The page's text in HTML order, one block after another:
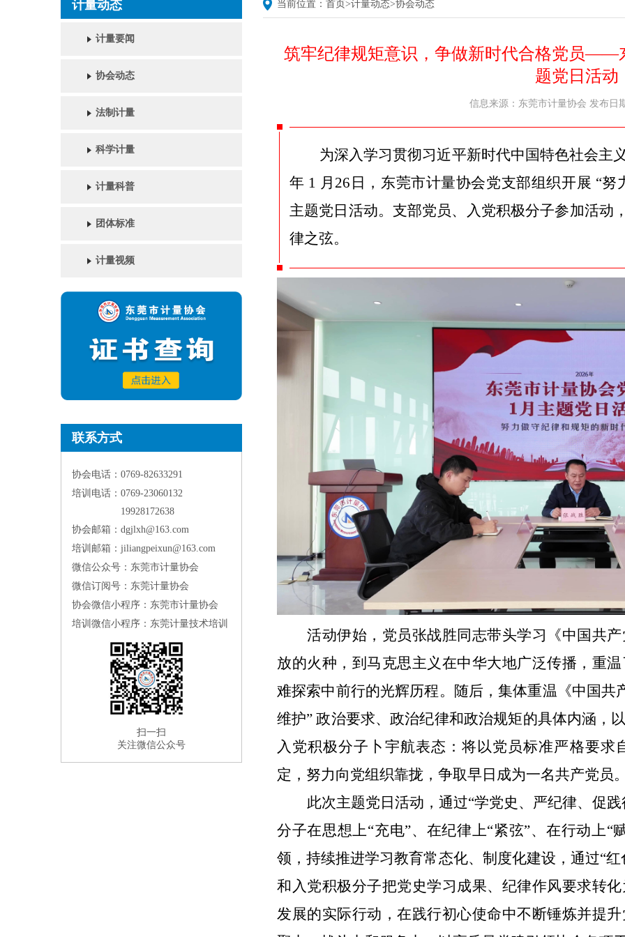
计量动态
计量要闻
协会动态
法制计量
科学计量
计量科普
团体标准
计量视频
联系方式
协会电话：0769-82633291
培训电话：0769-23060132
19928172638
协会邮箱：dgjlxh@163.com
培训邮箱：jiliangpeixun@163.com
微信公众号：东莞市计量协会
微信订阅号：东莞计量协会
协会微信小程序：东莞市计量协会
培训微信小程序：东莞计量技术培训
扫一扫
关注微信公众号
当前位置： 首页>计量动态>协会动态
筑牢纪律规矩意识，争做新时代合格党员——
题党日活动
信息来源：东莞市计量协会 发布日
为深入学习贯彻习近平新时代中国特色社会主
年 1 月26日，东莞市计量协会党支部组织开展 “
主题党日活动。支部党员、入党积极分子参加活动
律之弦。
活动伊始，党员张战胜同志带头学习《中国共
放的火种，到马克思主义在中华大地广泛传播，重
难探索中前行的光辉历程。随后，集体重温《中国共
维护” 政治要求、政治纪律和政治规矩的具体内涵，
入党积极分子卜宇航表态：将以党员标准严格要
定，努力向党组织靠拢，争取早日成为一名共产党员
此次主题党日活动，通过“学党史、严纪律、促
分子在思想上“充电”、在纪律上“紧弦”、在行动上“
领，持续推进学习教育常态化、制度化建设，通过“
和入党积极分子把党史学习成果、纪律作风要求转
发展的实际行动，在践行初心使命中不断锤炼并提